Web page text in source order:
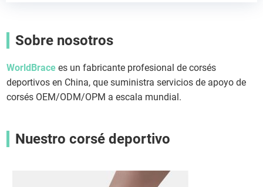
Sobre nosotros
WorldBrace es un fabricante profesional de corsés
deportivos en China, que suministra servicios de apoyo de
corsés OEM/ODM/OPM a escala mundial.
Nuestro corsé deportivo